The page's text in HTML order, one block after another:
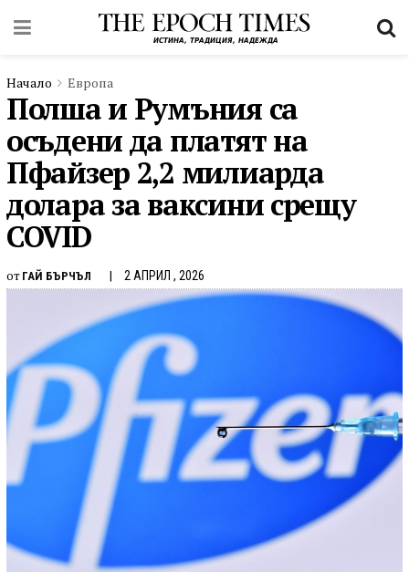
Начало Европа
Полша и Румъния са
осъдени да платят на
Пфайзер 2,2 милиарда
долара за ваксини срещу
COVID
от ГАЙ БЪРЧЪЛ 2 АПРИЛ , 2026